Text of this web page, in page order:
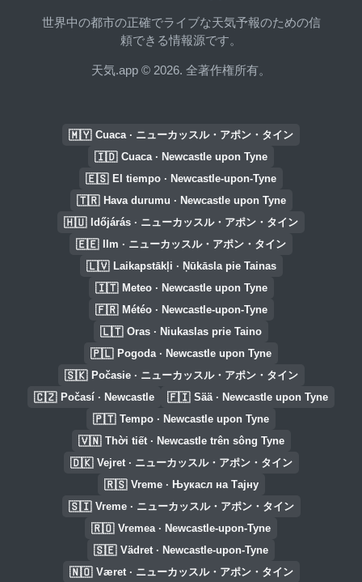
世界中の都市の正確でライブな天気予報のための信
頼できる情報源です。
天気.app © 2026. 全著作権所有。
🇲🇾 Cuaca · ニューカッスル・アポン・タイン
🇮🇩 Cuaca · Newcastle upon Tyne
🇪🇸 El tiempo · Newcastle-upon-Tyne
🇹🇷 Hava durumu · Newcastle upon Tyne
🇭🇺 Időjárás · ニューカッスル・アポン・タイン
🇪🇪 Ilm · ニューカッスル・アポン・タイン
🇱🇻 Laikapstākļi · Ņūkāsla pie Tainas
🇮🇹 Meteo · Newcastle upon Tyne
🇫🇷 Météo · Newcastle-upon-Tyne
🇱🇹 Oras · Niukaslas prie Taino
🇵🇱 Pogoda · Newcastle upon Tyne
🇸🇰 Počasie · ニューカッスル・アポン・タイン
🇨🇿 Počasí · Newcastle 🇫🇮 Sää · Newcastle upon Tyne
🇵🇹 Tempo · Newcastle upon Tyne
🇻🇳 Thời tiết · Newcastle trên sông Tyne
🇩🇰 Vejret · ニューカッスル・アポン・タイン
🇷🇸 Vreme · Њукасл на Тајну
🇸🇮 Vreme · ニューカッスル・アポン・タイン
🇷🇴 Vremea · Newcastle-upon-Tyne
🇸🇪 Vädret · Newcastle-upon-Tyne
🇳🇴 Været · ニューカッスル・アポン・タイン